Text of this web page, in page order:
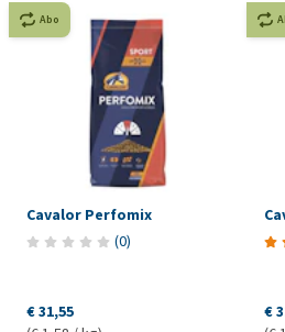
Abo
Cavalor Perfomix
(0)
€ 31,55
€